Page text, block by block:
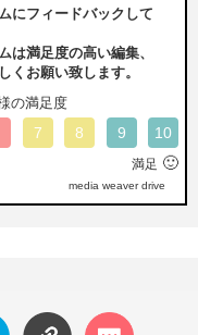
にフィードバックして
は満足度の高い編集、
くお願い致します。
の満足度
7 8 9 10
満足 🙂
media weaver drive
コメン